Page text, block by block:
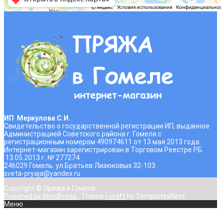
ИП Меркулова С.И.
Свидетельство о государственной регистрации ИП, выданное
Администрацией Советского района г. Гомеля с
регистрационным номером 490974611 от 13 мая 2013 года.
Интернет-магазин зарегистрирован в Торговом Реестре РБ
13.05.2013 г. № 277274
246029 Гомель. ул.Братьев Лизюковых 32-103
sveta-pryaja@yandex.ru
Copyright © Пряжа в Гомеле
Powered by WordPress , Theme i-craft by TemplatesNext.
Меню